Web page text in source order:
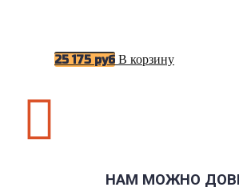
25 175 руб В корзину

НАМ МОЖНО